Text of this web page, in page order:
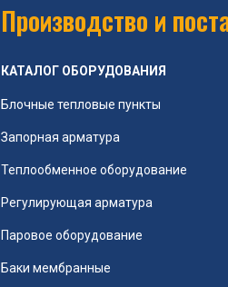
Производство и
КАТАЛОГ ОБОРУДОВАНИЯ
Блочные тепловые пункты
Запорная арматура
Теплообменное оборудование
Регулирующая арматура
Паровое оборудование
Баки мембранные